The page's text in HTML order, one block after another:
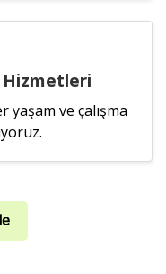
Hizmetleri
ve çalışma